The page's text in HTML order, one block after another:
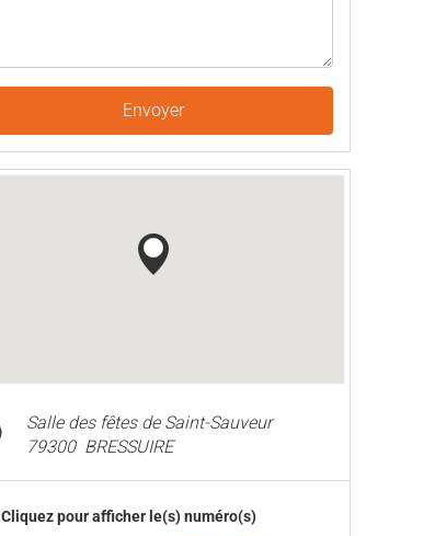
Envoyer
Salle des fêtes de Saint-Sauveur
79300 BRESSUIRE
Cliquez pour afficher le(s) numéro(s)